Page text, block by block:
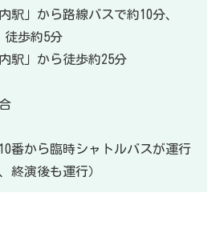
駅」から路線バスで約10分、
徒歩約5分
駅」から徒歩約25分
合
番から臨時シャトルバスが運行
終演後も運行）